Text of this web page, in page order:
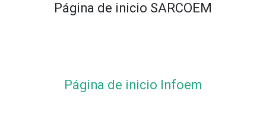
Página de inicio SARCOEM
Página de inicio Infoem